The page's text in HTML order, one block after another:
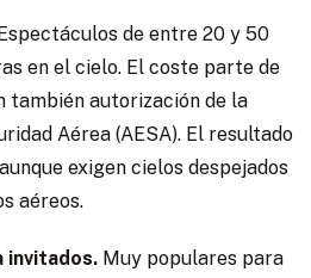
de entre 20 y 50
en el cielo. El coste parte de
también autorización de la
Aérea (AESA). El resultado
exigen cielos despejados
aéreos.
invitados. Muy populares para